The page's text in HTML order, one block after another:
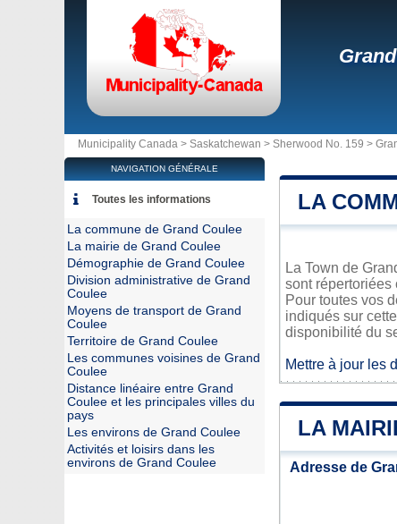
Municipality Canada > Saskatchewan > Sherwood No. 159 >
LA
La Town de
sont répertoriées
Pour toutes vos
indiqués sur
disponibilité du
Mettre à jour les
LA
Adresse de
NAVIGATION GÉNÉRALE
Toutes les informations
La commune de Grand Coulee
La mairie de Grand Coulee
Démographie de Grand Coulee
Division administrative de Grand
Coulee
Moyens de transport de Grand
Coulee
Territoire de Grand Coulee
Les communes voisines de Grand
Coulee
Distance linéaire entre Grand
Coulee et les principales villes du
pays
Les environs de Grand Coulee
Activités et loisirs dans les
environs de Grand Coulee